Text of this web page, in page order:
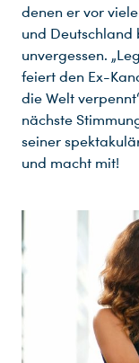
denen er vor
und Deutschland
unvergessen.
feiert den Ex-
die Welt
nächste
seiner
und macht mit!